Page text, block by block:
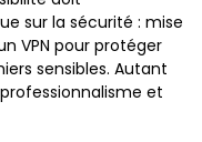
sur la sécurité : mise
VPN pour protéger
sensibles. Autant
et